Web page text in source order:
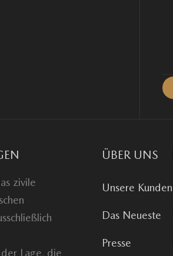
zivile
Lage, die
ÜBER UNS
Unsere Kunden
Das Neueste
Presse